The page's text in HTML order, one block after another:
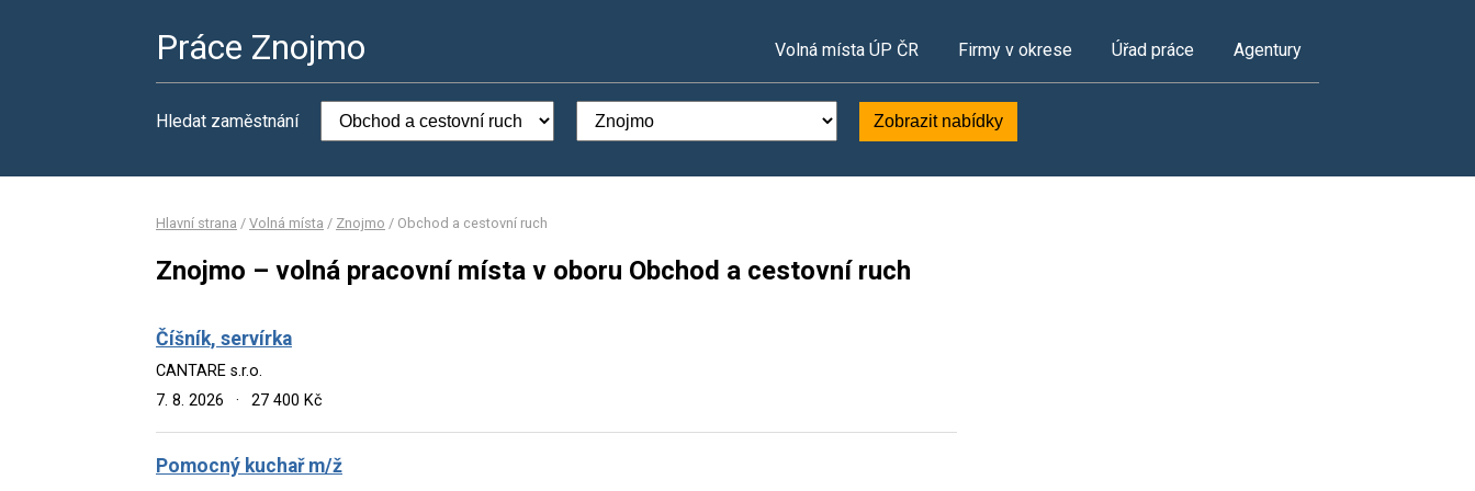
Práce Znojmo Volná místa ÚP ČR Firmy v okrese Úřad práce Agentury
Hledat zaměstnání Zobrazit nabídky
Hlavní strana / Volná místa / Znojmo / Obchod a cestovní ruch
Znojmo – volná pracovní místa v oboru Obchod a cestovní ruch
Číšník, servírka
CANTARE s.r.o.
7. 8. 2026
· 27 400 Kč
Pomocný kuchař m/ž